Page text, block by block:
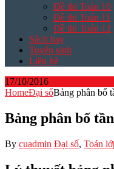
Đề thi Toán 10
Đề thi Toán 11
Đề thi Toán 12
Sách hay
Tuyển sinh
Liên hệ
17/10/2016
HomeĐại sốBảng phân bố
Bảng phân bố
By cuadmin Đại số, Toán